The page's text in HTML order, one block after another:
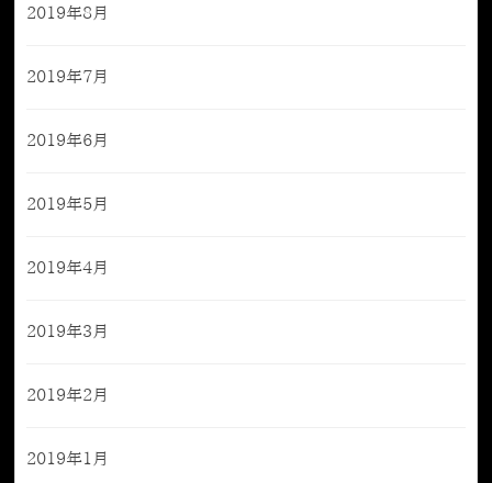
2019年8月
2019年7月
2019年6月
2019年5月
2019年4月
2019年3月
2019年2月
2019年1月